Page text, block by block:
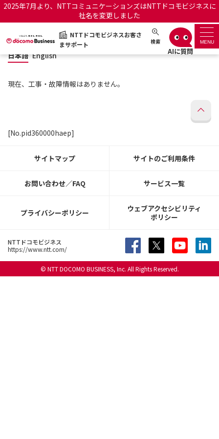
2025年7月より、NTTコミュニケーションズはNTTドコモビジネスに
社名を変更しました
NTTドコモビジネスお客さ
まサポート
検索 MENU
NTTドコモビジネスお客さまサポート 日本語 English
サポートトップ
サービス名から探す
日本語 English
現在、工事・故障情報はありません。
[No.pid360000haep]
サイトマップ サイトのご利用条件
お問い合わせ／FAQ サービス一覧
プライバシーポリシー
ウェブアクセシビリティ
ポリシー
NTTドコモビジネス
https://www.ntt.com/
© NTT DOCOMO BUSINESS, Inc. All Rights Reserved.